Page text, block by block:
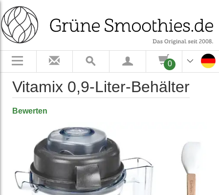
0
Vitamix 0,9-Liter-Behälter
Bewerten